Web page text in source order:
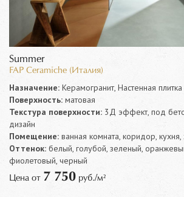
Summer
FAP Ceramiche (Италия)
Назначение: Керамогранит, Настенная плитка
Поверхность: матовая
Текстура поверхности: 3Д эффект, под
дизайн
Помещение: ванная комната, коридор, кухня,
Оттенок: белый, голубой, зеленый,
фиолетовый, черный
Цена от 7 750 руб./м²